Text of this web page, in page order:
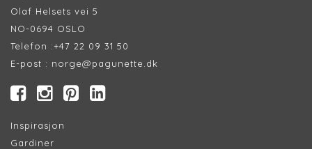
Olaf Helsets vei 5
NO-0694 OSLO
Telefon :+47 22 09 31 50
E-post : norge@pagunette.dk
Inspirasjon
Gardiner